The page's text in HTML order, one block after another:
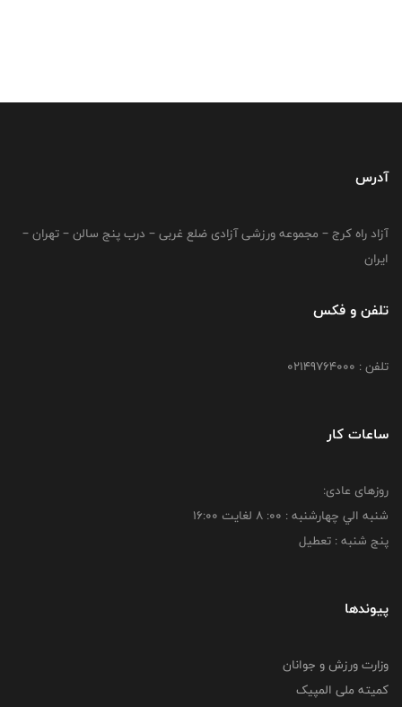
آدرس
آزاد راه کرج – مجموعه ورزشی آزادی ضلع غربی – درب پنج سالن – تهران –
ایران
تلفن و فکس
تلفن : 02149764000
ساعات کار
روزهای عادی:
شنبه الي چهارشنبه : 00: 8 لغايت 16:00
پنج شنبه : تعطیل
پیوندها
وزارت ورزش و جوانان
کمیته ملی المپیک